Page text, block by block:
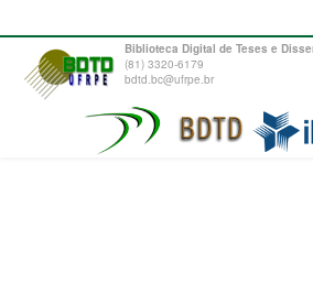
Biblioteca Digital de Teses e
(81) 3320-6179
bdtd.bc@ufrpe.br